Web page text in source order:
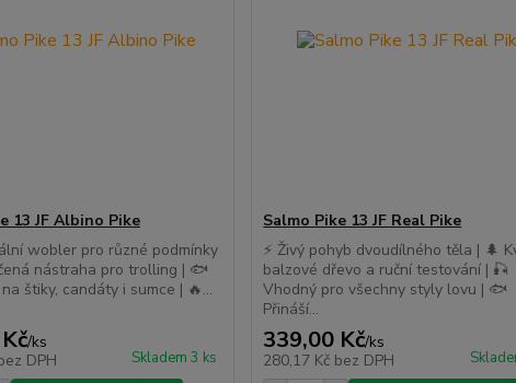
13 JF Albino Pike
wobler pro různé podmínky
nástraha pro trolling | 🐟
štiky, candáty i sumce | 🔥...
/ks
DPH Skladem 3 ks
Salmo Pike 13 JF Real Pike
⚡ Živý pohyb dvoudílného těla | 🌲
balzové dřevo a ruční testování | 🎣
Vhodný pro všechny styly lovu | 🐟
Přináší...
339,00 Kč/ks
280,17 Kč bez DPH